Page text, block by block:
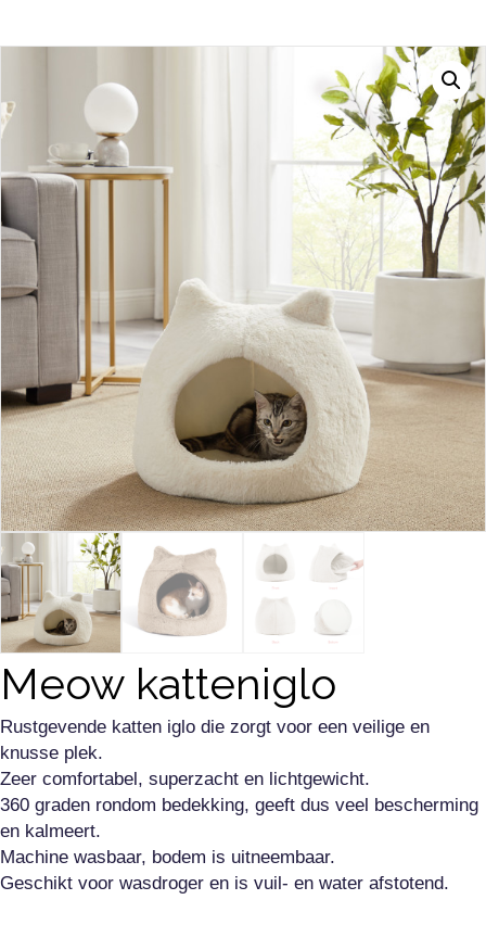
Meow katteniglo
Rustgevende katten iglo die zorgt voor een veilige en
knusse plek.
Zeer comfortabel, superzacht en lichtgewicht.
360 graden rondom bedekking, geeft dus veel bescherming
en kalmeert.
Machine wasbaar, bodem is uitneembaar.
Geschikt voor wasdroger en is vuil- en water afstotend.